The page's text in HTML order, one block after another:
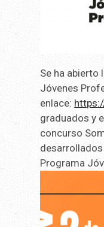
Se ha abierto
Jóvenes
enlace:
graduados y
concurso
Programa